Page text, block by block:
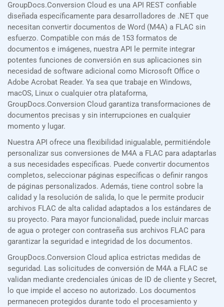
GroupDocs.Conversion Cloud es una API REST confiable
diseñada específicamente para desarrolladores de .NET que
necesitan convertir documentos de Word (M4A) a FLAC sin
esfuerzo. Compatible con más de 153 formatos de
documentos e imágenes, nuestra API le permite integrar
potentes funciones de conversión en sus aplicaciones sin
necesidad de software adicional como Microsoft Office o
Adobe Acrobat Reader. Ya sea que trabaje en Windows,
macOS, Linux o cualquier otra plataforma,
GroupDocs.Conversion Cloud garantiza transformaciones de
documentos precisas y sin interrupciones en cualquier
momento y lugar.
Nuestra API ofrece una flexibilidad inigualable, permitiéndole
personalizar sus conversiones de M4A a FLAC para adaptarlas
a sus necesidades específicas. Puede convertir documentos
completos, seleccionar páginas específicas o definir rangos
de páginas personalizados. Además, tiene control sobre la
calidad y la resolución de salida, lo que le permite producir
archivos FLAC de alta calidad adaptados a los estándares de
su proyecto. Para mayor funcionalidad, puede incluir marcas
de agua o proteger con contraseña sus archivos FLAC para
garantizar la seguridad e integridad de los documentos.
GroupDocs.Conversion Cloud aplica estrictas medidas de
seguridad. Las solicitudes de conversión de M4A a FLAC se
validan mediante credenciales únicas de ID de cliente y Secret,
lo que impide el acceso no autorizado. Los documentos
permanecen protegidos durante todo el procesamiento y